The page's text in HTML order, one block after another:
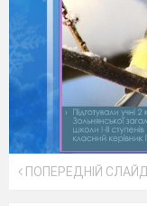
ПОПЕРЕДНІЙ СЛАЙД